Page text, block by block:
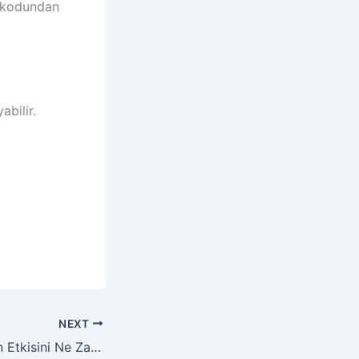
NEXT
Seo Çalışmalarının Etkisini Ne Zaman Göreceğim 2022